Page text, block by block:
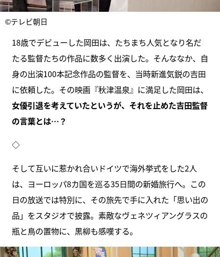
©テレビ朝日
18歳でデビューした岡田は、たちまち人気となり名だ
たる監督たちの作品に数多く出演した。そんななか、自
身の出演100本記念作品の監督を、当時新進気鋭の吉田
に依頼した。その映画『秋津温泉』に満足した岡田は、
女優引退を考えていたというが、それを止めた吉田監督
の言葉とは…？
◇
そして互いに惹かれ合いドイツで海外挙式をした2人
は、ヨーロッパ8カ国を巡る35日間の新婚旅行へ。この
日の放送では特別に、その旅先で手に入れた「思い出の
品」をスタジオで披露。素敵なヴェネツィアングラスの
瓶と鳥の置物に、黒柳も感嘆する。